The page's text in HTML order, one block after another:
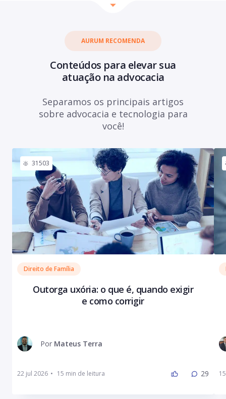
AURUM RECOMENDA
Conteúdos para elevar sua
atuação na advocacia
Separamos os principais artigos
sobre advocacia e tecnologia para
você!
31503
Direito de Família
Outorga uxória: o que é, quando exigir
e como corrigir
Por Mateus Terra
22 jul 2026 • 29